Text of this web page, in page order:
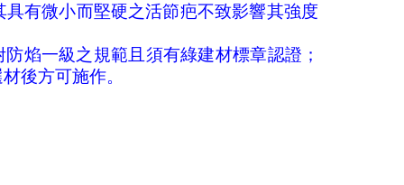
有微小而堅硬之活節疤不致影響其強度
焰一級之規範且須有綠建材標章認證；
後方可施作。